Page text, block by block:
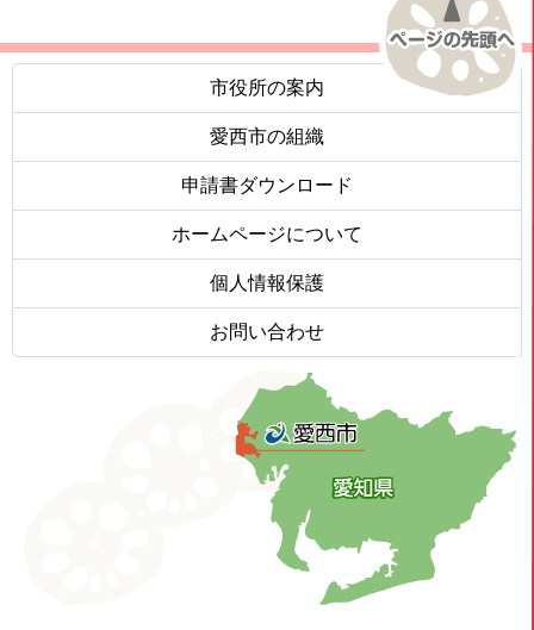
市役所の案内
愛西市の組織
申請書ダウンロード
ホームページについて
個人情報保護
お問い合わせ